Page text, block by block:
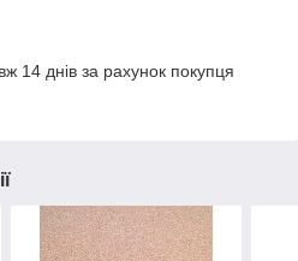
14 днів за рахунок покупця